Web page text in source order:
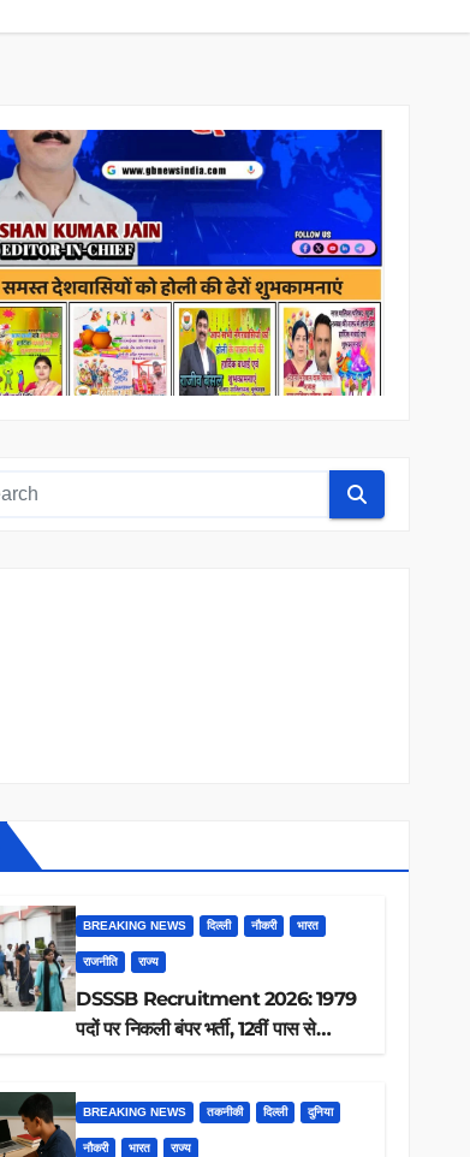
BREAKING NEWS दिल्ली नौकरी भारत
राजनीति राज्य
DSSSB Recruitment 2026: 1979
पदों पर निकली बंपर भर्ती, 12वीं पास से
BREAKING NEWS तकनीकी दिल्ली दुनिया
नौकरी भारत राज्य